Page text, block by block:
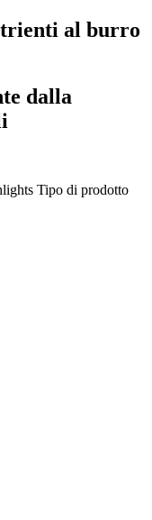
al burro
dalla
Tipo di prodotto